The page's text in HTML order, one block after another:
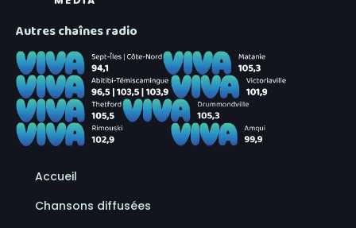
Autres chaînes radio
Accueil
Chansons diffusées